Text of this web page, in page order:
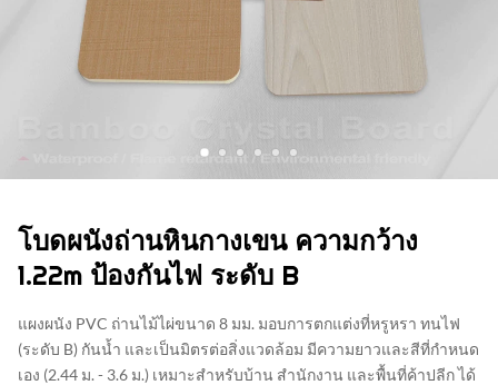
โบดผนังถ่านหินกางเขน ความกว้าง
1.22m ป้องกันไฟ ระดับ B
แผงผนัง PVC ถ่านไม้ไผ่ขนาด 8 มม. มอบการตกแต่งที่หรูหรา ทนไฟ
(ระดับ B) กันน้ำ และเป็นมิตรต่อสิ่งแวดล้อม มีความยาวและสีที่กำหนด
เอง (2.44 ม. - 3.6 ม.) เหมาะสำหรับบ้าน สำนักงาน และพื้นที่ค้าปลีก ได้